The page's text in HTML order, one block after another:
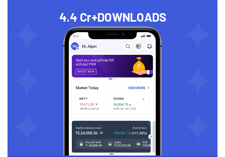
4.4 Cr+DOWNLOADS